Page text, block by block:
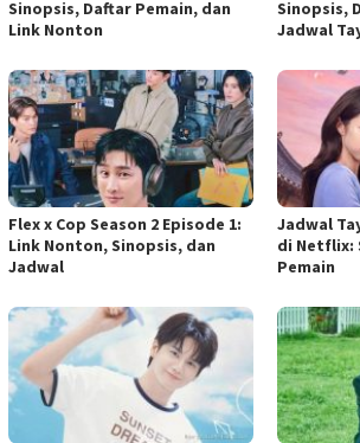
Sinopsis, Daftar Pemain, dan
Link Nonton
Sinopsis,
Jadwal
Flex x Cop Season 2 Episode 1:
Link Nonton, Sinopsis, dan
Jadwal
Jadwal
di Netflix:
Pemain